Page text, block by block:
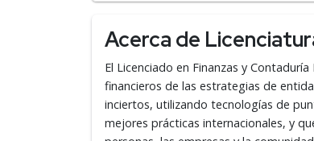
Acerca de
El Licenciado en Finanzas y
financieros de las estrategias de
inciertos, utilizando tecnologías de
mejores prácticas internacionales, y